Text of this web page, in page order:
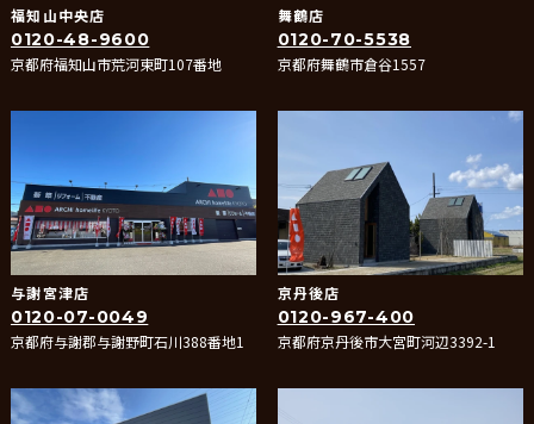
福知山中央店
0120-48-9600
京都府福知山市荒河東町107番地
舞鶴店
0120-70-5538
京都府舞鶴市倉谷1557
与謝宮津店
0120-07-0049
京都府与謝郡与謝野町石川388番地1
京丹後店
0120-967-400
京都府京丹後市大宮町河辺3392-1